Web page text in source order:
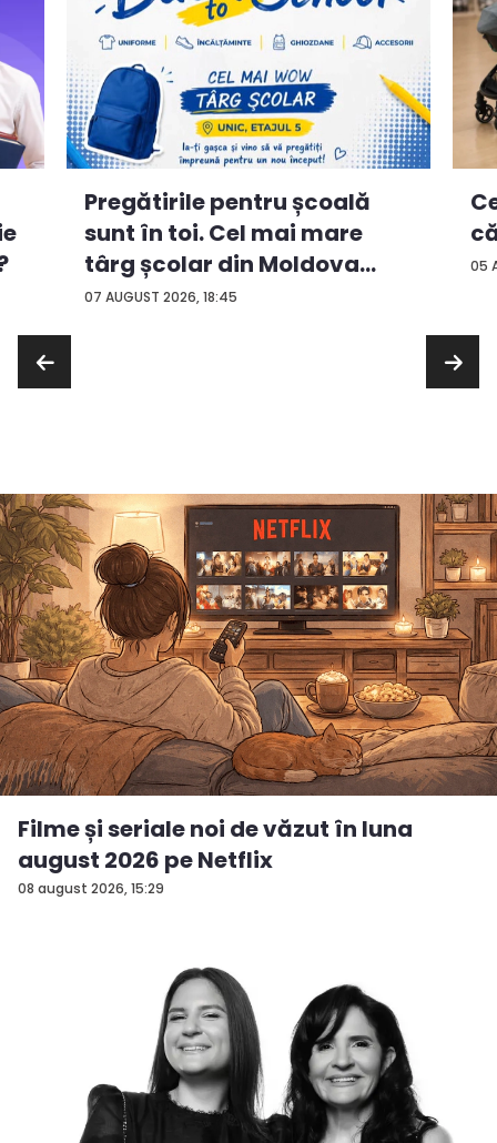
07 AUGUST 2026, 18:45
Pregătirile pentru școală
sunt în toi. Cel mai mare
târg școlar din Moldova
con...
05
08 august 2026, 15:29
Filme și seriale noi de văzut în luna
august 2026 pe Netflix